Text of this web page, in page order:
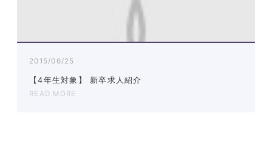
2015/06/25
【4年生対象】 新卒求人紹介
READ MORE